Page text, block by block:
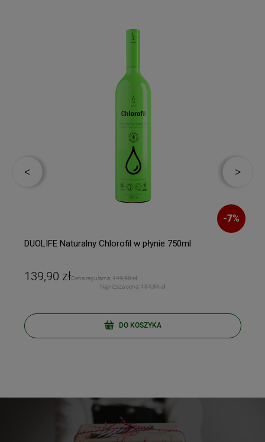
-7%
DUOLIFE Naturalny Chlorofil w płynie 750ml
139,90 złCena regularna: 149,90 zł
Najniższa cena: 134,91 zł
DO KOSZYKA